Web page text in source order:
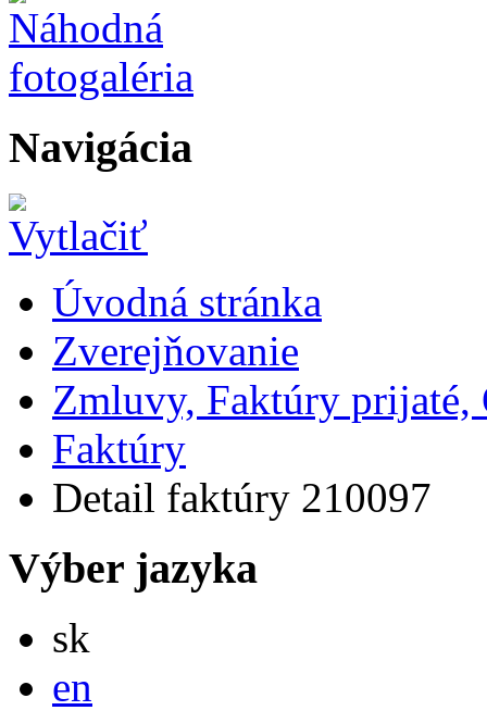
Navigácia
Úvodná stránka
Zverejňovanie
Zmluvy, Faktúry prijaté,
Faktúry
Detail faktúry 210097
Výber jazyka
sk
en